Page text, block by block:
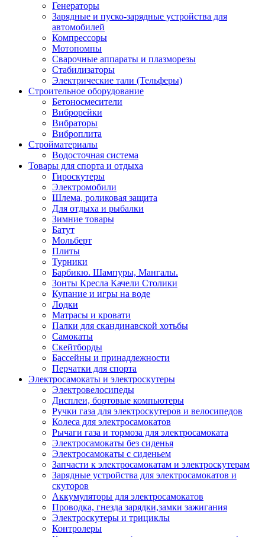
Генераторы
Зарядные и пуско-зарядные устройства для
автомобилей
Компрессоры
Мотопомпы
Сварочные аппараты и плазморезы
Стабилизаторы
Электрические тали (Тельферы)
Строительное оборудование
Бетоносмесители
Виброрейки
Вибраторы
Виброплита
Стройматериалы
Водосточная система
Товары для спорта и отдыха
Гироскутеры
Электромобили
Шлема, роликовая защита
Для отдыха и рыбалки
Зимние товары
Батут
Мольберт
Плиты
Турники
Барбикю. Шампуры, Мангалы.
Зонты Кресла Качели Столики
Купание и игры на воде
Лодки
Матрасы и кровати
Палки для скандинавской хотьбы
Самокаты
Скейтборды
Бассейны и принадлежности
Перчатки для спорта
Электросамокаты и электроскутеры
Электровелосипеды
Дисплеи, бортовые компьютеры
Ручки газа для электроскутеров и велосипедов
Колеса для электросамокатов
Рычаги газа и тормоза для электросамоката
Электросамокаты без сиденья
Электросамокаты с сиденьем
Запчасти к электросамокатам и электроскутерам
Зарядные устройства для электросамокатов и
скуторов
Аккумуляторы для электросамокатов
Проводка, гнезда зарядки,замки зажигания
Электроскутеры и трициклы
Контролеры